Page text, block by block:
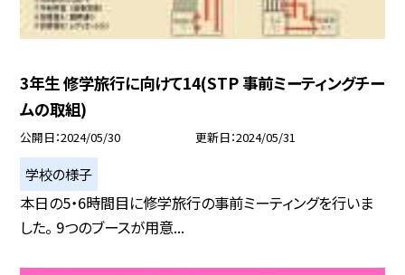
3年生 修学旅行に向けて14(STP 事前ミーティングチー
ムの取組)
公開日 2024/05/30 更新日 2024/05/31
学校の様子
本日の5・6時間目に修学旅行の事前ミーティングを行いま
した。 9つのブースが用意...